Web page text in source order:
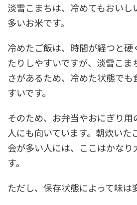
淡雪こまちは、冷めてもおいし
多いお米です。
冷めたご飯は、時間が経つと
たりしやすいですが、淡雪こ
さがあるため、冷めた状態で
すいです。
そのため、お弁当やおにぎり用
人にも向いています。朝炊いた
会が多い人には、ここはかなり
す。
ただし、保存状態によって味は